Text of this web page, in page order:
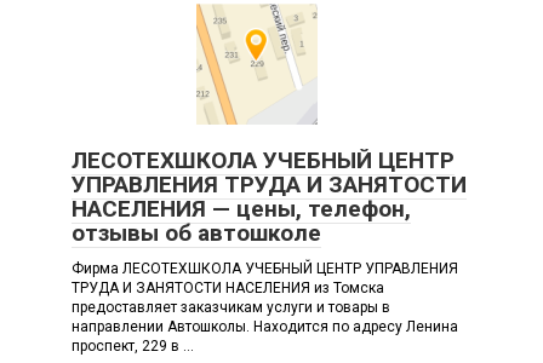
ЛЕСОТЕХШКОЛА УЧЕБНЫЙ ЦЕНТР
УПРАВЛЕНИЯ ТРУДА И ЗАНЯТОСТИ
НАСЕЛЕНИЯ — цены, телефон,
отзывы об автошколе
Фирма ЛЕСОТЕХШКОЛА УЧЕБНЫЙ ЦЕНТР УПРАВЛЕНИЯ
ТРУДА И ЗАНЯТОСТИ НАСЕЛЕНИЯ из Томска
предоставляет заказчикам услуги и товары в
направлении Автошколы. Находится по адресу Ленина
проспект, 229 в ...